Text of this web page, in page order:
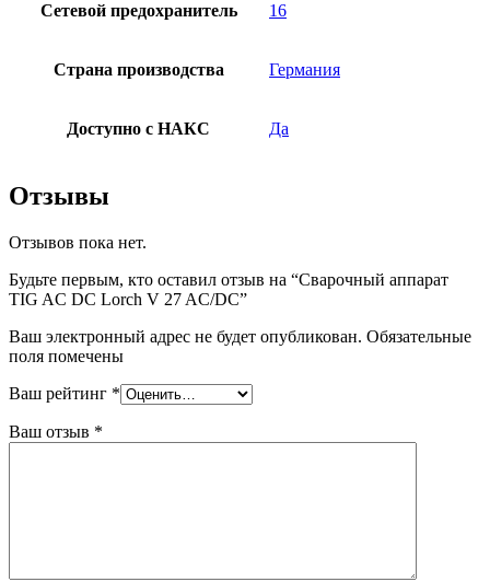
Сетевой предохранитель 16
Страна производства Германия
Доступно с НАКС Да
Отзывы
Отзывов пока нет.
Будьте первым, кто оставил отзыв на “Сварочный аппарат
TIG AC DC Lorch V 27 AC/DC”
Ваш электронный адрес не будет опубликован. Обязательные
поля помечены
Ваш рейтинг *
Ваш отзыв *